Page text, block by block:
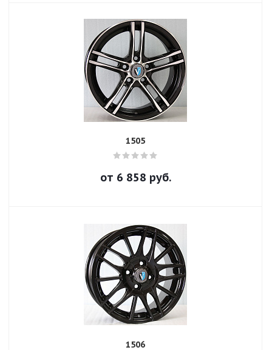
1505
от 6 858 руб.
1506